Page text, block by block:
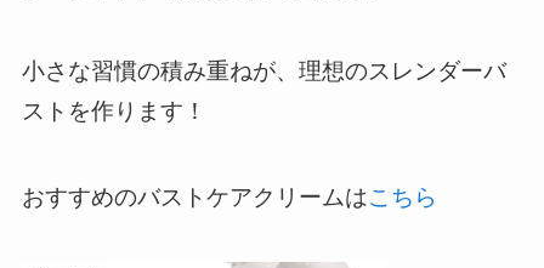
小さな習慣の積み重ねが、理想のスレンダーバ
ストを作ります！
おすすめのバストケアクリームはこちら